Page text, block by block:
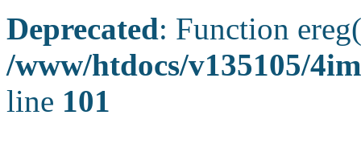
Deprecated: Function
/www/htdocs/v135105/
line 101